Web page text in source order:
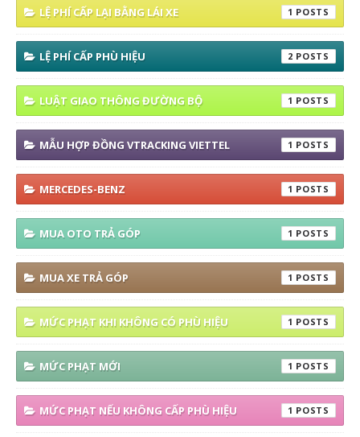
LỆ PHÍ CẤP LẠI BẰNG LÁI XE 1
LỆ PHÍ CẤP PHÙ HIỆU 2
LUẬT GIAO THÔNG ĐƯỜNG BỘ 1
MẪU HỢP ĐỒNG VTRACKING VIETTEL 1
MERCEDES-BENZ 1
MUA OTO TRẢ GÓP 1
MUA XE TRẢ GÓP 1
MỨC PHẠT KHI KHÔNG CÓ PHÙ HIỆU 1
MỨC PHẠT MỚI 1
MỨC PHẠT NẾU KHÔNG CẤP PHÙ HIỆU 1